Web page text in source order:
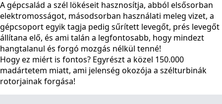
A gépcsalád a szél lökéseit hasznosítja, abból elsősorban
elektromosságot, másodsorban használati meleg vizet, a
gépcsoport egyik tagja pedig sűrített levegőt, prés levegőt
állítana elő, és ami talán a legfontosabb, hogy mindezt
hangtalanul és forgó mozgás nélkül tenné!
Hogy ez miért is fontos? Egyrészt a közel 150.000
madártetem miatt, ami jelenség okozója a szélturbinák
rotorjainak forgása!